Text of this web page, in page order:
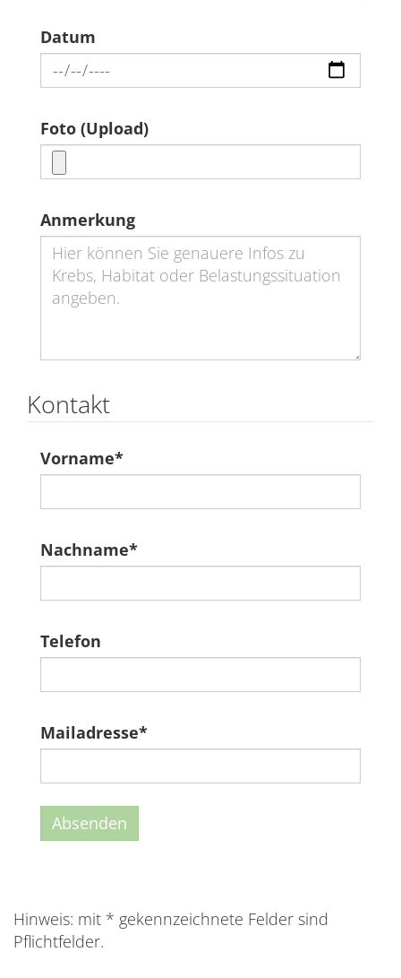
Datum
Foto (Upload)
Anmerkung
Kontakt
Vorname*
Nachname*
Telefon
Mailadresse*
Hinweis: mit * gekennzeichnete Felder sind
Pflichtfelder.